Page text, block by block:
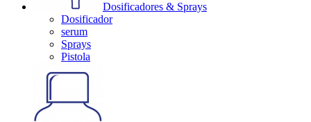
Dosificadores & Sprays
Dosificador
serum
Sprays
Pistola